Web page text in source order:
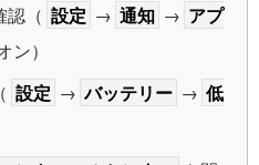
認（ 設定 → 通知 → アプ
ン）
設定 → バッテリー → 低